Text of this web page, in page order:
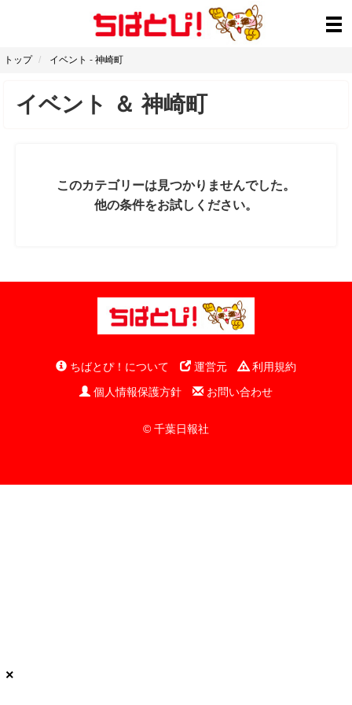
トップ イベント - 神崎町
イベント ＆神崎町
このカテゴリーは見つかりませんでした。
他の条件をお試しください。
ちばとぴ！について 運営元
利用規約
個人情報保護方針
お問い合わせ
© 千葉日報社
×